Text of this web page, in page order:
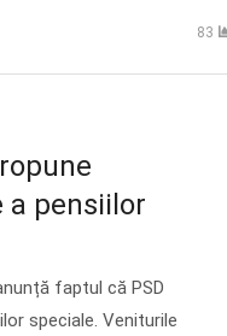
83
a pensiilor
faptul că PSD
speciale. Veniturile